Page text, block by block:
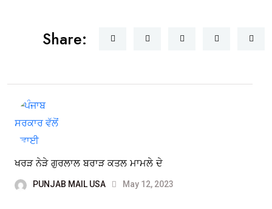
Share:
ਖਰੜ ਨੇੜੇ ਗੁਰਲਾਲ ਬਰਾੜ ਕਤਲ ਮਾਮਲੇ ਦੇ
PUNJAB MAIL USA May 12, 2023